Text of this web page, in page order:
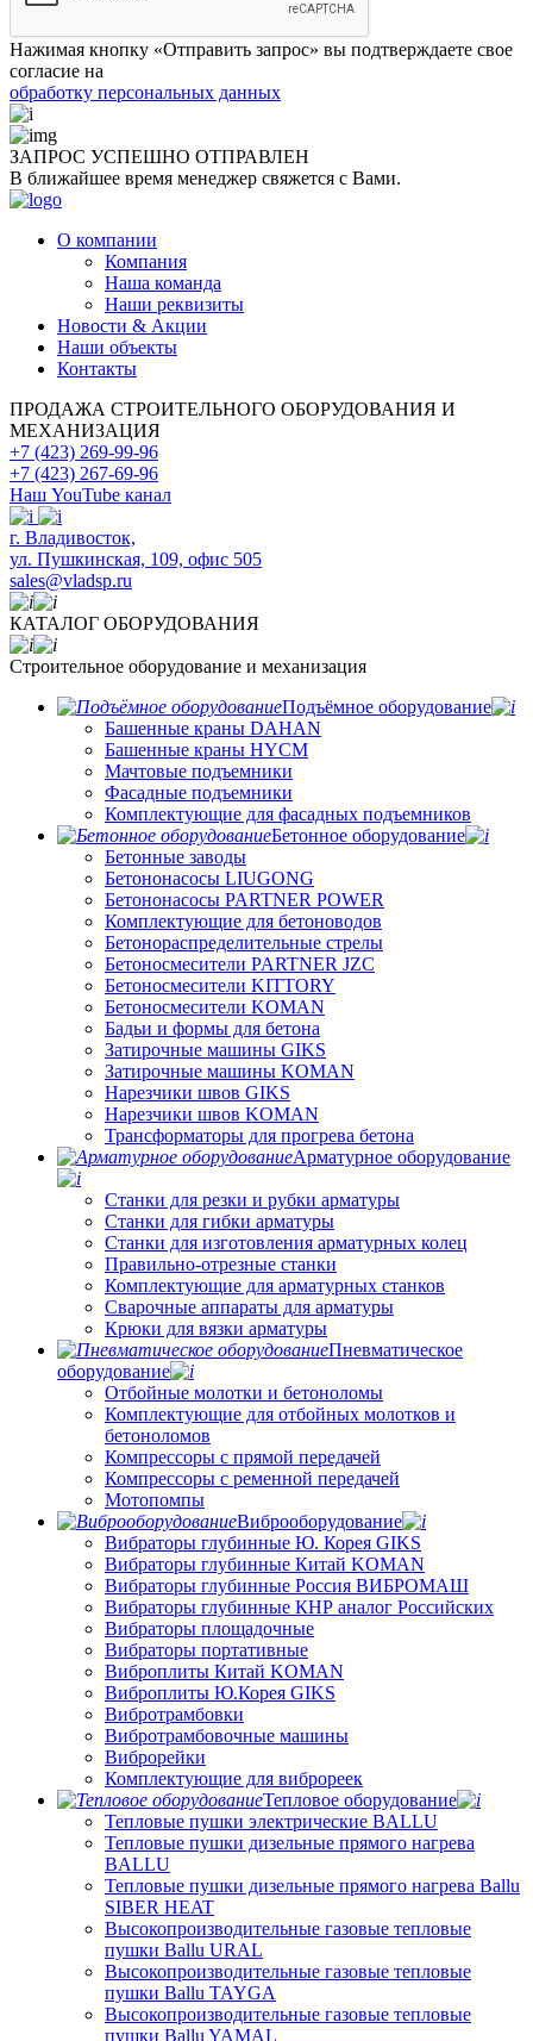
Нажимая кнопку «Отправить запрос» вы подтверждаете свое
согласие на
обработку персональных данных
ЗАПРОС УСПЕШНО ОТПРАВЛЕН
В ближайшее время менеджер свяжется с Вами.
О компании
Компания
Наша команда
Наши реквизиты
Новости & Акции
Наши объекты
Контакты
ПРОДАЖА СТРОИТЕЛЬНОГО ОБОРУДОВАНИЯ И
МЕХАНИЗАЦИЯ
+7 (423) 269-99-96
+7 (423) 267-69-96
Наш YouTube канал
​г. Владивосток,
ул. Пушкинская, 109, офис 505
sales@vladsp.ru
КАТАЛОГ ОБОРУДОВАНИЯ
Строительное оборудование и механизация
Подъёмное оборудование
Башенные краны DAHAN
Башенные краны HYCM
Мачтовые подъемники
Фасадные подъемники
Комплектующие для фасадных подъемников
Бетонное оборудование
Бетонные заводы
Бетононасосы LIUGONG
Бетононасосы PARTNER POWER
Комплектующие для бетоноводов
Бетонораспределительные стрелы
Бетоносмесители PARTNER JZC
Бетоносмесители KITTORY
Бетоносмесители KOMAN
Бадьи и формы для бетона
Затирочные машины GIKS
Затирочные машины KOMAN
Нарезчики швов GIKS
Нарезчики швов KOMAN
Трансформаторы для прогрева бетона
Арматурное оборудование
Станки для резки и рубки арматуры
Станки для гибки арматуры
Станки для изготовления арматурных колец
Правильно-отрезные станки
Комплектующие для арматурных станков
Сварочные аппараты для арматуры
Крюки для вязки арматуры
Пневматическое
оборудование
Отбойные молотки и бетоноломы
Комплектующие для отбойных молотков и
бетоноломов
Компрессоры с прямой передачей
Компрессоры с ременной передачей
Мотопомпы
Виброоборудование
Вибраторы глубинные Ю. Корея GIKS
Вибраторы глубинные Китай KOMAN
Вибраторы глубинные Россия ВИБРОМАШ
Вибраторы глубинные КНР аналог Российских
Вибраторы площадочные
Вибраторы портативные
Виброплиты Китай KOMAN
Виброплиты Ю.Корея GIKS
Вибротрамбовки
Вибротрамбовочные машины
Виброрейки
Комплектующие для виброреек
Тепловое оборудование
Тепловые пушки электрические BALLU
Тепловые пушки дизельные прямого нагрева
BALLU
Тепловые пушки дизельные прямого нагрева Ballu
SIBER HEAT
Высокопроизводительные газовые тепловые
пушки Ballu URAL
Высокопроизводительные газовые тепловые
пушки Ballu TAYGA
Высокопроизводительные газовые тепловые
пушки Ballu YAMAL